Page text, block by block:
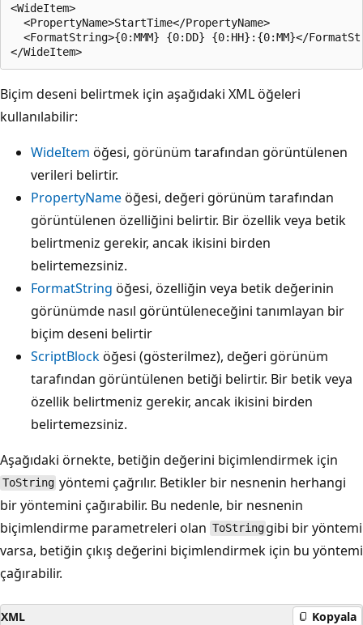
<WideItem>
  <PropertyName>StartTime</PropertyName>
<FormatString>{0:MMM} {0:DD} {0:HH}:{0:MM}</
Biçim deseni belirtmek için aşağıdaki XML öğeleri
kullanılabilir:
WideItem öğesi, görünüm tarafından görüntülenen
verileri belirtir.
PropertyNameöğesi, değeri görünüm tarafından
görüntülenen özelliğini belirtir. Bir özellik veya betik
belirtmeniz gerekir, ancak ikisini birden
belirtemezsiniz.
FormatString öğesi, özelliğin veya betik değerinin
görünümde nasıl görüntüleneceğini tanımlayan bir
biçim deseni belirtir
ScriptBlocköğesi (gösterilmez), değeri görünüm
tarafından görüntülenen betiği belirtir. Bir betik veya
özellik belirtmeniz gerekir, ancak ikisini birden
belirtemezsiniz.
Aşağıdaki örnekte, betiğin değerini biçimlendirmek için
ToString yöntemi çağrılır. Betikler bir nesnenin herhangi
bir yöntemini çağırabilir. Bu nedenle, bir nesnenin
biçimlendirme parametreleri olan ToString gibi bir yöntemi
varsa, betiğin çıkış değerini biçimlendirmek için bu yöntemi
çağırabilir.
XML Kopyala